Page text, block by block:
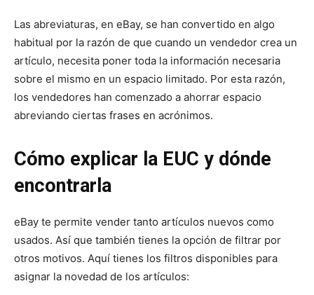
Las abreviaturas, en eBay, se han convertido en algo
habitual por la razón de que cuando un vendedor crea un
artículo, necesita poner toda la información necesaria
sobre el mismo en un espacio limitado. Por esta razón,
los vendedores han comenzado a ahorrar espacio
abreviando ciertas frases en acrónimos.
Cómo explicar la EUC y dónde
encontrarla
eBay te permite vender tanto artículos nuevos como
usados. Así que también tienes la opción de filtrar por
otros motivos. Aquí tienes los filtros disponibles para
asignar la novedad de los artículos: